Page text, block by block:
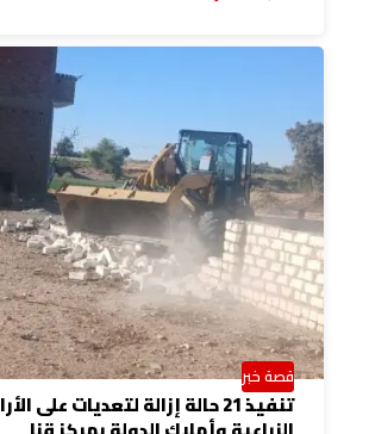
قصة خبر
تنفيذ 21 حالة إزالة لتعديات على